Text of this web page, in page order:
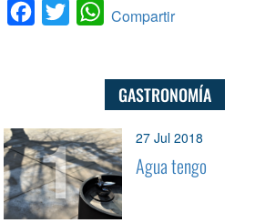
Facebook
Twitter WhatsApp
Compartir
GASTRONOMÍA
1 27 Jul 2018
Agua tengo